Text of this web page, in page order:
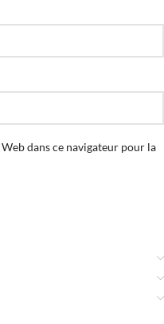
dans ce navigateur pour la